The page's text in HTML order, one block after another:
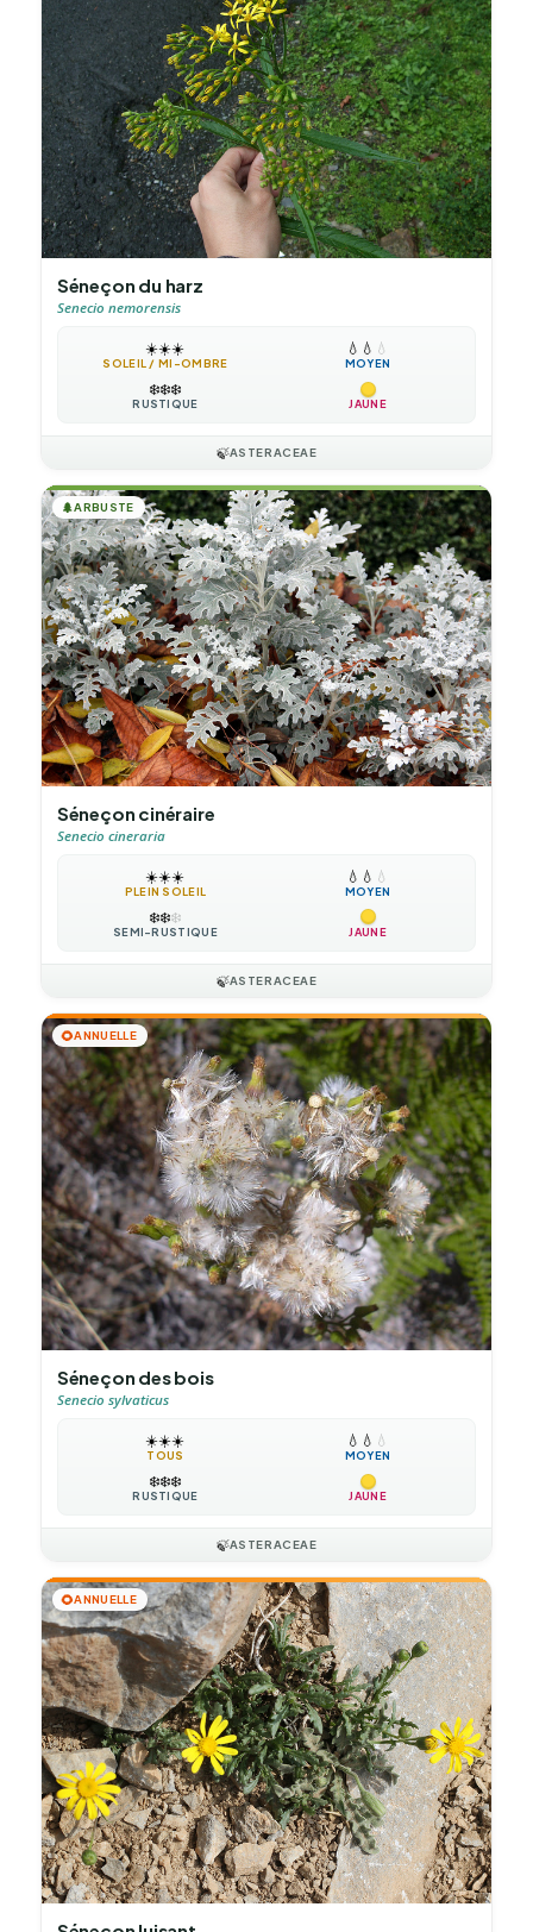
Séneçon du harz
Senecio nemorensis
☀️☀️☀️
SOLEIL / MI-OMBRE
💧 💧 💧
MOYEN
❄️❄️❄️
RUSTIQUE JAUNE
🍃ASTERACEAE
🌲ARBUSTE
Séneçon cinéraire
Senecio cineraria
☀️☀️☀️
PLEIN SOLEIL
💧 💧 💧
MOYEN
❄️❄️❄️
SEMI-RUSTIQUE JAUNE
🍃ASTERACEAE
🌻ANNUELLE
Séneçon des bois
Senecio sylvaticus
☀️☀️☀️
TOUS
💧 💧 💧
MOYEN
❄️❄️❄️
RUSTIQUE JAUNE
🍃ASTERACEAE
🌻ANNUELLE